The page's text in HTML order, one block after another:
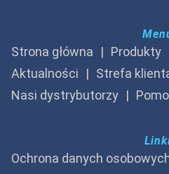
Strona główna Produkty
Aktualności
Strefa
Nasi dystrybutorzy
Ochrona danych